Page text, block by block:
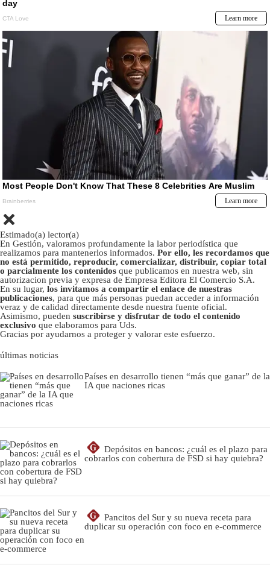
Estimado(a) lector(a)
En Gestión, valoramos profundamente la labor periodística que
realizamos para mantenerlos informados. Por ello, les recordamos que
no está permitido, reproducir, comercializar, distribuir, copiar total
o parcialmente los contenidos que publicamos en nuestra web, sin
autorizacion previa y expresa de Empresa Editora El Comercio S.A.
En su lugar, los invitamos a compartir el enlace de nuestras
publicaciones, para que más personas puedan acceder a información
veraz y de calidad directamente desde nuestra fuente oficial.
Asimismo, pueden suscribirse y disfrutar de todo el contenido
exclusivo que elaboramos para Uds.
Gracias por ayudarnos a proteger y valorar este esfuerzo.
últimas noticias
Países en desarrollo tienen “más que ganar” de la
IA que naciones ricas
G
Depósitos en bancos: ¿cuál es el plazo para
cobrarlos con cobertura de FSD si hay quiebra?
G
Pancitos del Sur y su nueva receta para
duplicar su operación con foco en e-commerce